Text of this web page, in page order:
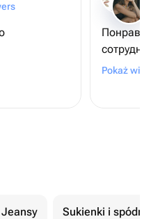
Pokaż
Jeansy Sukienki i